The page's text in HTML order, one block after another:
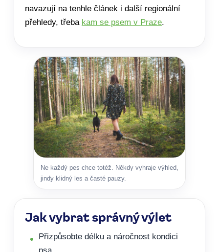
navazují na tenhle článek i další regionální
přehledy, třeba kam se psem v Praze.
Ne každý pes chce totéž. Někdy vyhraje výhled,
jindy klidný les a časté pauzy.
Jak vybrat správný výlet
Přizpůsobte délku a náročnost kondici